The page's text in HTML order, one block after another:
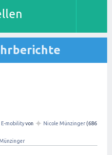
mobilityvon ✦ Nicole Münzinger (686